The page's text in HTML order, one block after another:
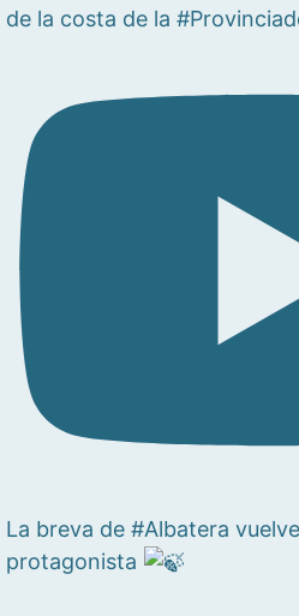
de la costa de la
La breva de #Albatera
protagonista